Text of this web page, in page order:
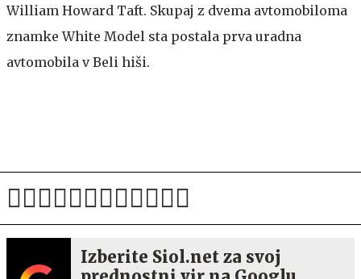
William Howard Taft. Skupaj z dvema avtomobiloma
znamke White Model sta postala prva uradna
avtomobila v Beli hiši.
Izberite Siol.net za svoj